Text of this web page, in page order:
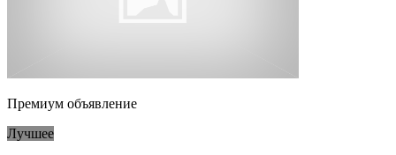
Премиум объявление
Лучшее